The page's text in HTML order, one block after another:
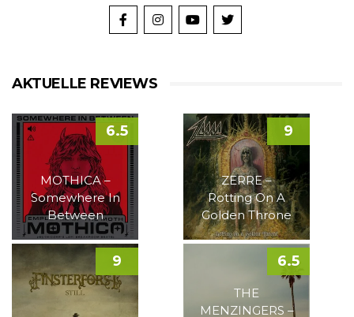
AKTUELLE REVIEWS
MOTHICA –
Somewhere In
Between
6.5
ZERRE –
Rotting On A
Golden Throne
9
9
THE
MENZINGERS –
6.5